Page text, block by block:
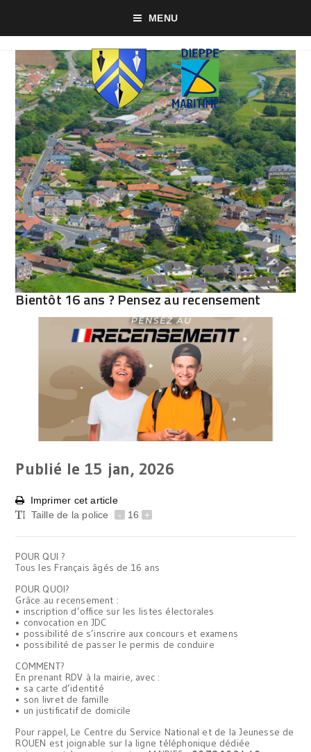
MENU
Bientôt 16 ans ? Pensez au recensement
Publié le 15 jan, 2026
Imprimer cet article
Taille de la police
- 16 +
POUR QUI ?
Tous les Français âgés de 16 ans
POUR QUOI?
Grâce au recensement :
• inscription d’office sur les listes électorales
• convocation en JDC
• possibilité de s’inscrire aux concours et examens
• possibilité de passer le permis de conduire
COMMENT?
En prenant RDV à la mairie, avec :
• sa carte d’identité
• son livret de famille
• un justificatif de domicile
Pour rappel, Le Centre du Service National et de la Jeunesse de
ROUEN est joignable sur la ligne téléphonique dédiée